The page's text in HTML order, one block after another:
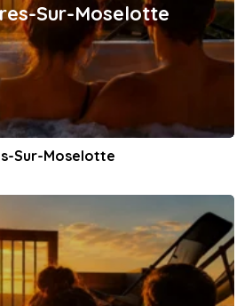
Sur-Moselotte
Sur-Moselotte